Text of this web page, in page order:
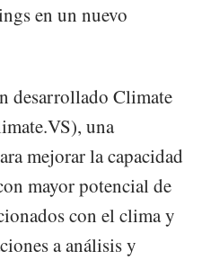
en un nuevo
desarrollado Climate
una
mejorar la capacidad
mayor potencial de
con el clima y
a análisis y